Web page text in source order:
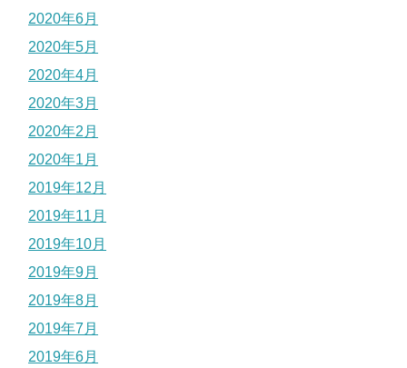
2020年6月
2020年5月
2020年4月
2020年3月
2020年2月
2020年1月
2019年12月
2019年11月
2019年10月
2019年9月
2019年8月
2019年7月
2019年6月